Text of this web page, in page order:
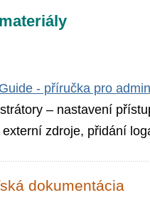
- příručka pro
– nastavení
zdroje, přidání
dokumentácia